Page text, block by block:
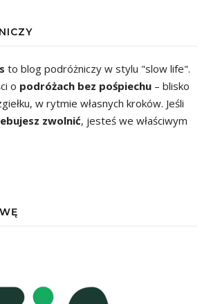
to blog podróżniczy w stylu "slow life".
o podróżach bez pośpiechu – blisko
w rytmie własnych kroków. Jeśli
zwolnić, jesteś we właściwym